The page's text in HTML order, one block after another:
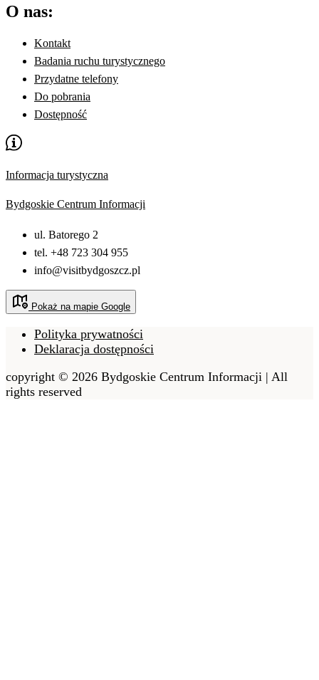
O nas:
Kontakt
Badania ruchu turystycznego
Przydatne telefony
Do pobrania
Dostępność
Informacja turystyczna
Bydgoskie Centrum Informacji
ul. Batorego 2
tel. +48 723 304 955
info@visitbydgoszcz.pl
Pokaż na mapie Google
Polityka prywatności
Deklaracja dostępności
copyright © 2026 Bydgoskie Centrum Informacji | All
rights reserved